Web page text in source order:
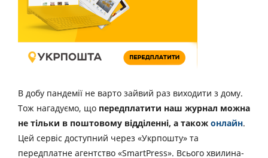
В добу пандемії не варто зайвий раз виходити з дому.
Тож нагадуємо, що передплатити наш журнал можна
не тільки в поштовому відділенні, а також онлайн.
Цей сервіс доступний через «Укрпошту» та
передплатне агентство «SmartPress». Всього хвилина-